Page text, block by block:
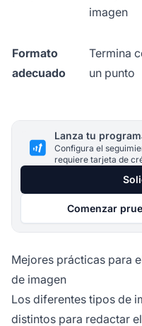
imagen
Formato
adecuado
Termina
un punto
Lanza tu
Configura el
requiere tarjeta de
Comenzar
Mejores prácticas para
de imagen
Los diferentes tipos de
distintos para redactar